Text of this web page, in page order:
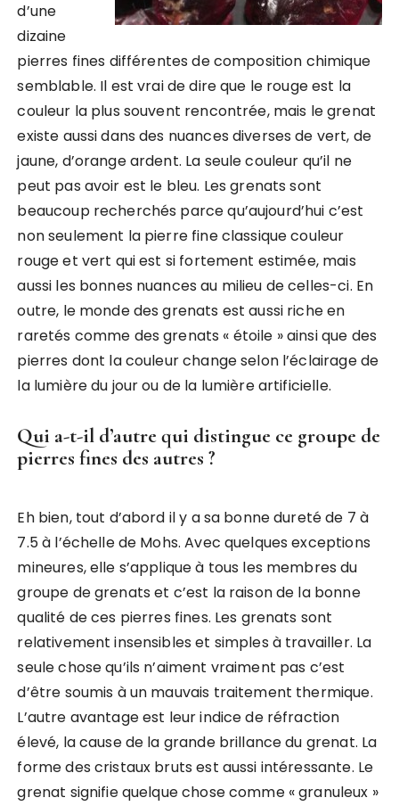
d’une
dizaine
pierres fines différentes de composition chimique
semblable. Il est vrai de dire que le rouge est la
couleur la plus souvent rencontrée, mais le grenat
existe aussi dans des nuances diverses de vert, de
jaune, d’orange ardent. La seule couleur qu’il ne
peut pas avoir est le bleu. Les grenats sont
beaucoup recherchés parce qu’aujourd’hui c’est
non seulement la pierre fine classique couleur
rouge et vert qui est si fortement estimée, mais
aussi les bonnes nuances au milieu de celles-ci. En
outre, le monde des grenats est aussi riche en
raretés comme des grenats « étoile » ainsi que des
pierres dont la couleur change selon l’éclairage de
la lumière du jour ou de la lumière artificielle.
Qui a-t-il d’autre qui distingue ce groupe de
pierres fines des autres ?
Eh bien, tout d’abord il y a sa bonne dureté de 7 à
7.5 à l’échelle de Mohs. Avec quelques exceptions
mineures, elle s’applique à tous les membres du
groupe de grenats et c’est la raison de la bonne
qualité de ces pierres fines. Les grenats sont
relativement insensibles et simples à travailler. La
seule chose qu’ils n’aiment vraiment pas c’est
d’être soumis à un mauvais traitement thermique.
L’autre avantage est leur indice de réfraction
élevé, la cause de la grande brillance du grenat. La
forme des cristaux bruts est aussi intéressante. Le
grenat signifie quelque chose comme « granuleux »